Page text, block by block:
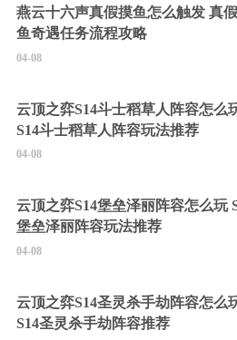
燕云十六声真假摸鱼怎么触发 真
鱼奇遇任务流程攻略
04-08
云顶之弈S14斗士稻草人阵容怎么
S14斗士稻草人阵容玩法推荐
04-08
云顶之弈S14堡垒泽丽阵容怎么玩
堡垒泽丽阵容玩法推荐
04-08
云顶之弈S14圣灵杀手劫阵容怎么
S14圣灵杀手劫阵容推荐